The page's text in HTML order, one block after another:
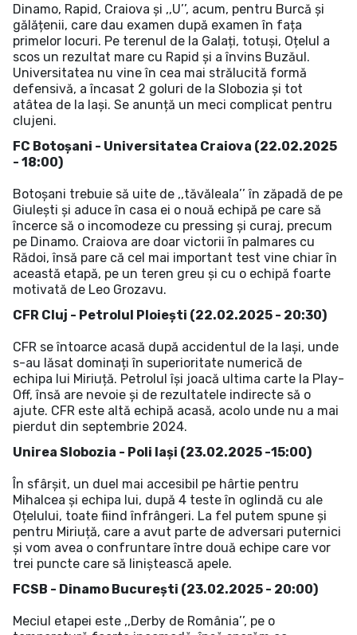
Dinamo, Rapid, Craiova și ,,U’’, acum, pentru Burcă și
gălățenii, care dau examen după examen în fața
primelor locuri. Pe terenul de la Galați, totuși, Oțelul a
scos un rezultat mare cu Rapid și a învins Buzăul.
Universitatea nu vine în cea mai strălucită formă
defensivă, a încasat 2 goluri de la Slobozia și tot
atâtea de la Iași. Se anunță un meci complicat pentru
clujeni.
FC Botoșani - Universitatea Craiova (22.02.2025
- 18:00)
Botoșani trebuie să uite de ,,tăvăleala’’ în zăpadă de pe
Giulești și aduce în casa ei o nouă echipă pe care să
încerce să o incomodeze cu pressing și curaj, precum
pe Dinamo. Craiova are doar victorii în palmares cu
Rădoi, însă pare că cel mai important test vine chiar în
această etapă, pe un teren greu și cu o echipă foarte
motivată de Leo Grozavu.
CFR Cluj - Petrolul Ploiești (22.02.2025 - 20:30)
CFR se întoarce acasă după accidentul de la Iași, unde
s-au lăsat dominați în superioritate numerică de
echipa lui Miriuță. Petrolul își joacă ultima carte la Play-
Off, însă are nevoie și de rezultatele indirecte să o
ajute. CFR este altă echipă acasă, acolo unde nu a mai
pierdut din septembrie 2024.
Unirea Slobozia - Poli Iași (23.02.2025 -15:00)
În sfârșit, un duel mai accesibil pe hârtie pentru
Mihalcea și echipa lui, după 4 teste în oglindă cu ale
Oțelului, toate fiind înfrângeri. La fel putem spune și
pentru Miriuță, care a avut parte de adversari puternici
și vom avea o confruntare între două echipe care vor
trei puncte care să liniștească apele.
FCSB - Dinamo București (23.02.2025 - 20:00)
Meciul etapei este ,,Derby de România’’, pe o